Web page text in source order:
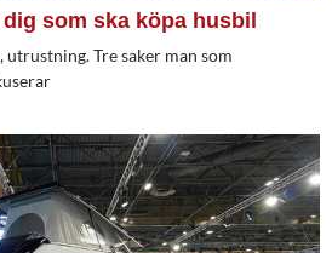
som ska köpa husbil
Tre saker man som